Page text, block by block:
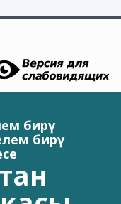
бирү
бирү